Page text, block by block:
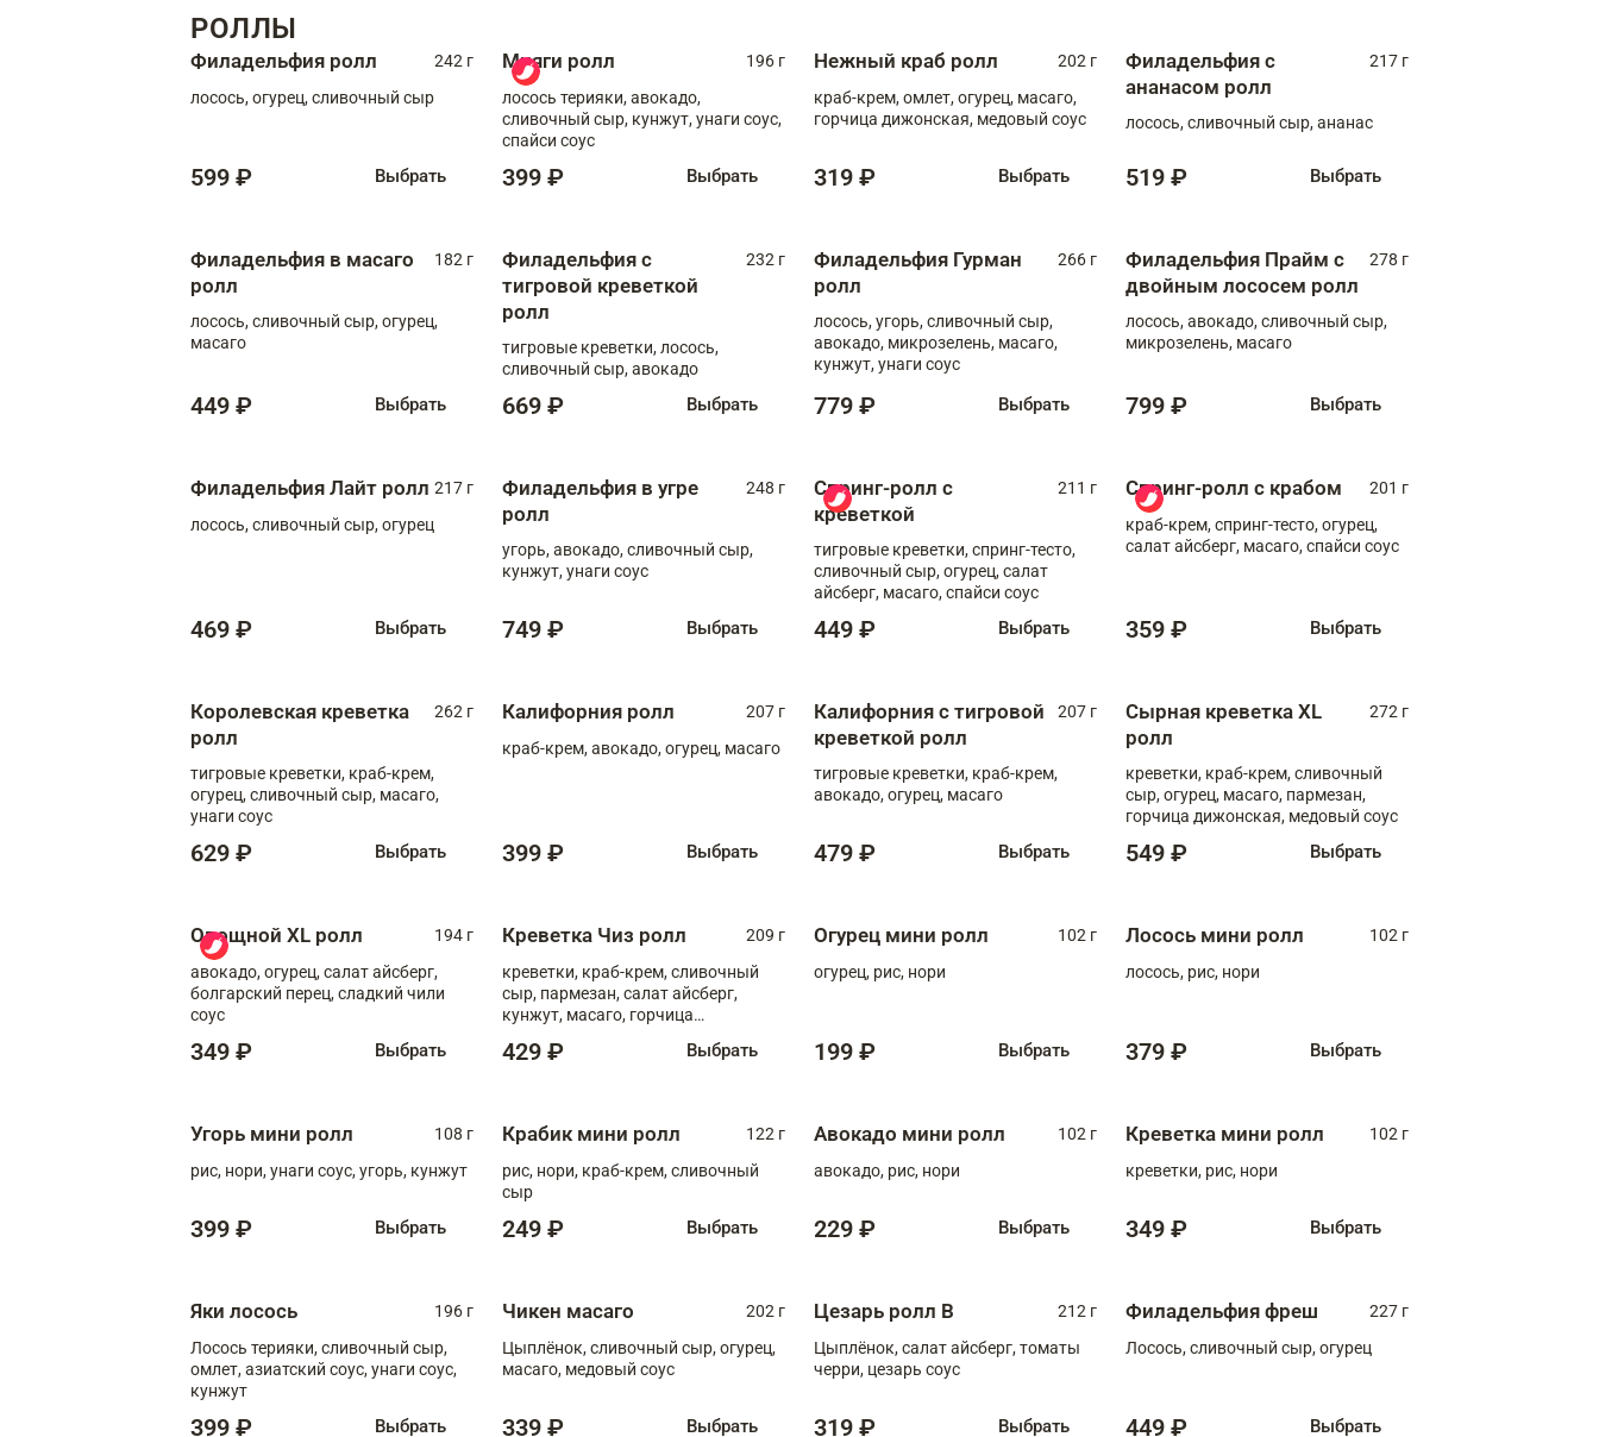
РОЛЛЫ
Филадельфия ролл
242 г
лосось, огурец, сливочный сыр
599 ₽ Выбрать
Мияги ролл
196 г
лосось терияки, авокадо,
сливочный сыр, кунжут, унаги соус,
спайси соус
399 ₽ Выбрать
Нежный краб ролл
202 г
краб-крем, омлет, огурец, масаго,
горчица дижонская, медовый соус
319 ₽ Выбрать
Филадельфия с
ананасом ролл
217 г
лосось, сливочный сыр, ананас
519 ₽ Выбрать
Филадельфия в масаго
ролл
182 г
лосось, сливочный сыр, огурец,
масаго
449 ₽ Выбрать
Филадельфия с
тигровой креветкой
ролл
232 г
тигровые креветки, лосось,
сливочный сыр, авокадо
669 ₽ Выбрать
Филадельфия Гурман
ролл
266 г
лосось, угорь, сливочный сыр,
авокадо, микрозелень, масаго,
кунжут, унаги соус
779 ₽ Выбрать
Филадельфия Прайм с
двойным лососем ролл
278 г
лосось, авокадо, сливочный сыр,
микрозелень, масаго
799 ₽ Выбрать
Филадельфия Лайт ролл 217 г
лосось, сливочный сыр, огурец
469 ₽ Выбрать
Филадельфия в угре
ролл
248 г
угорь, авокадо, сливочный сыр,
кунжут, унаги соус
749 ₽ Выбрать
Спринг-ролл с
креветкой
211 г
тигровые креветки, спринг-тесто,
сливочный сыр, огурец, салат
айсберг, масаго, спайси соус
449 ₽ Выбрать
Спринг-ролл с крабом
201 г
краб-крем, спринг-тесто, огурец,
салат айсберг, масаго, спайси соус
359 ₽ Выбрать
Королевская креветка
ролл
262 г
тигровые креветки, краб-крем,
огурец, сливочный сыр, масаго,
унаги соус
629 ₽ Выбрать
Калифорния ролл
207 г
краб-крем, авокадо, огурец, масаго
399 ₽ Выбрать
Калифорния с тигровой
креветкой ролл
207 г
тигровые креветки, краб-крем,
авокадо, огурец, масаго
479 ₽ Выбрать
Сырная креветка XL
ролл
272 г
креветки, краб-крем, сливочный
сыр, огурец, масаго, пармезан,
горчица дижонская, медовый соус
549 ₽ Выбрать
Овощной XL ролл
194 г
авокадо, огурец, салат айсберг,
болгарский перец, сладкий чили
соус
349 ₽ Выбрать
Креветка Чиз ролл
209 г
креветки, краб-крем, сливочный
сыр, пармезан, салат айсберг,
кунжут, масаго, горчица
429 ₽ Выбрать
Огурец мини ролл
102 г
огурец, рис, нори
199 ₽ Выбрать
Лосось мини ролл
102 г
лосось, рис, нори
379 ₽ Выбрать
Угорь мини ролл
108 г
рис, нори, унаги соус, угорь, кунжут
399 ₽ Выбрать
Крабик мини ролл
122 г
рис, нори, краб-крем, сливочный
сыр
249 ₽ Выбрать
Авокадо мини ролл
102 г
авокадо, рис, нори
229 ₽ Выбрать
Креветка мини ролл
102 г
креветки, рис, нори
349 ₽ Выбрать
Яки лосось
196 г
Лосось терияки, сливочный сыр,
омлет, азиатский соус, унаги соус,
кунжут
399 ₽ Выбрать
Чикен масаго
202 г
Цыплёнок, сливочный сыр, огурец,
масаго, медовый соус
339 ₽ Выбрать
Цезарь ролл В
212 г
Цыплёнок, салат айсберг, томаты
черри, цезарь соус
319 ₽ Выбрать
Филадельфия фреш
227 г
Лосось, сливочный сыр, огурец
449 ₽ Выбрать